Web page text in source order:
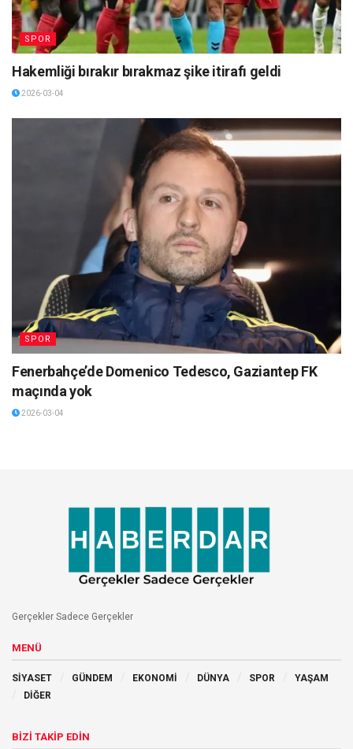
SPOR
Hakemliği bırakır bırakmaz şike itirafı geldi
2026-03-04
SPOR
Fenerbahçe’de Domenico Tedesco, Gaziantep FK
maçında yok
2026-03-04
Gerçekler Sadece Gerçekler
MENÜ
SİYASET GÜNDEM EKONOMİ DÜNYA SPOR
YAŞAM
DİĞER
BİZİ TAKİP EDİN